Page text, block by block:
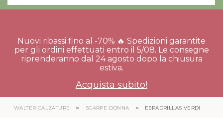
Nuovi ribassi fino al -70% 🔥 Spedizioni garantite
per gli ordini effettuati entro il 5/08. Le consegne
riprenderanno dal 24 agosto dopo la chiusura
estiva.
Acquista subito!
WALTER CALZATURE SCARPE DONNA ESPADRILLAS VERDI